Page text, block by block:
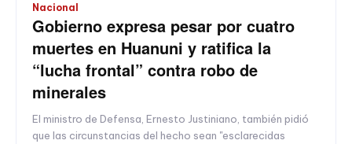
Nacional
Gobierno expresa pesar por cuatro
muertes en Huanuni y ratifica la
“lucha frontal” contra robo de
minerales
El ministro de Defensa, Ernesto Justiniano, también pidió
que las circunstancias del hecho sean "esclarecidas